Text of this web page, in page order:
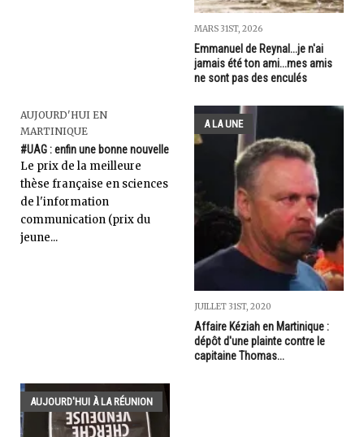
MARS 31ST, 2026
Emmanuel de Reynal...je n'ai
jamais été ton ami...mes amis
ne sont pas des enculés
AUJOURD'HUI EN
MARTINIQUE
#UAG : enfin une bonne nouvelle
Le prix de la meilleure
thèse française en sciences
de l'information
communication (prix du
jeune...
A LA UNE
JUILLET 31ST, 2020
Affaire Kéziah en Martinique :
dépôt d'une plainte contre le
capitaine Thomas...
AUJOURD'HUI À LA RÉUNION